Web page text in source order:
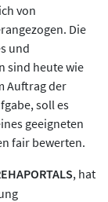
von
Die
und
sind heute wie
Auftrag der
soll es
geeigneten
fair bewerten.
, hat